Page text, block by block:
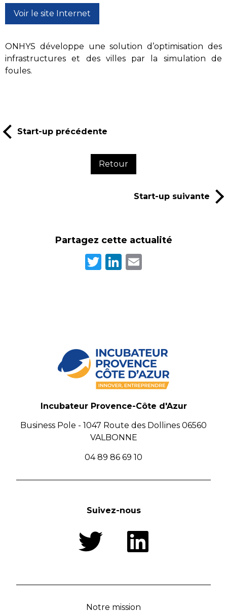
Voir le site Internet
ONHYS développe une solution d’optimisation des
infrastructures et des villes par la simulation de
foules.
Start-up précédente
Retour
Start-up suivante
Partagez cette actualité
Twitter
LinkedIn
Incubateur Provence-Côte d'Azur
Business Pole - 1047 Route des Dollines 06560
VALBONNE
04 89 86 69 10
Suivez-nous
Notre mission